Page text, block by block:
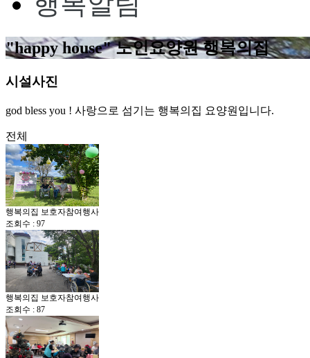
"happy house"노인요양원 행복의집
시설사진
god bless you ! 사랑으로 섬기는 행복의집 요양원입니다.
전체
행복의집 보호자참여행사
조회수 : 97
행복의집 보호자참여행사
조회수 : 87